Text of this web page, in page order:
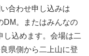
い合わせ申し込みは
DM。またはみんなの
し込めます。会場は二
県側から二上山に登